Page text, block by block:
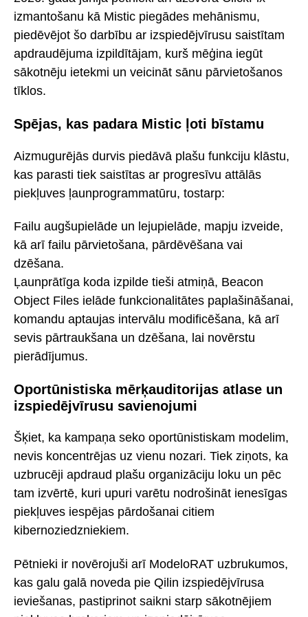
izmantošanu kā Mistic piegādes mehānismu,
piedēvējot šo darbību ar izspiedējvīrusu saistītam
apdraudējuma izpildītājam, kurš mēģina iegūt
sākotnēju ietekmi un veicināt sānu pārvietošanos
tīklos.
Spējas, kas padara Mistic ļoti bīstamu
Aizmugurējās durvis piedāvā plašu funkciju klāstu,
kas parasti tiek saistītas ar progresīvu attālās
piekļuves ļaunprogrammatūru, tostarp:
Failu augšupielāde un lejupielāde, mapju izveide,
kā arī failu pārvietošana, pārdēvēšana vai
dzēšana.
Ļaunprātīga koda izpilde tieši atmiņā, Beacon
Object Files ielāde funkcionalitātes paplašināšanai,
komandu aptaujas intervālu modificēšana, kā arī
sevis pārtraukšana un dzēšana, lai novērstu
pierādījumus.
Oportūnistiska mērķauditorijas atlase un
izspiedējvīrusu savienojumi
Šķiet, ka kampaņa seko oportūnistiskam modelim,
nevis koncentrējas uz vienu nozari. Tiek ziņots, ka
uzbrucēji apdraud plašu organizāciju loku un pēc
tam izvērtē, kuri upuri varētu nodrošināt ienesīgas
piekļuves iespējas pārdošanai citiem
kibernoziedzniekiem.
Pētnieki ir novērojuši arī ModeloRAT uzbrukumos,
kas galu galā noveda pie Qilin izspiedējvīrusa
ieviešanas, pastiprinot saikni starp sākotnējiem